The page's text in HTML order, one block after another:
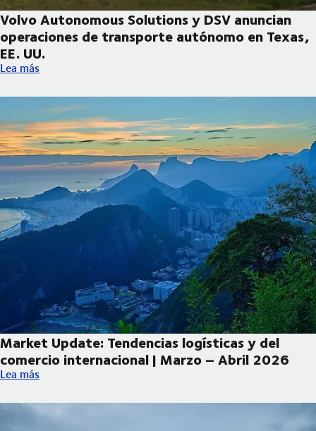
Volvo Autonomous Solutions y DSV anuncian
operaciones de transporte autónomo en Texas,
EE. UU.
Volvo Autonomous Solutions y DSV anuncian operaciones de
Lea más
Market Update: Tendencias logísticas y del
comercio internacional | Marzo – Abril 2026
Market Update: Tendencias logísticas y del comercio
Lea más